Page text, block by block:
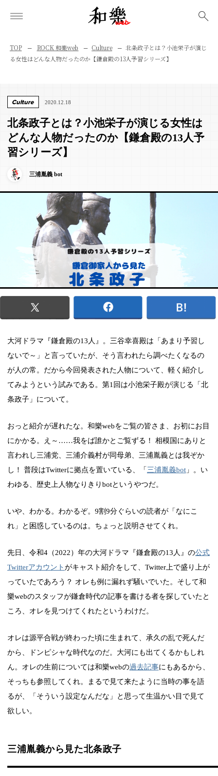
TOP ROCK 和樂web Culture
北条政子とは？小池栄子が演じ
る女性はどんな人物だったのか【鎌倉殿の13人予習シリーズ】
Culture 2020.12.18
北条政子とは？小池栄子が演じる女性は
どんな人物だったのか【鎌倉殿の13人予
習シリーズ】
三浦胤義 bot
大河ドラマ『鎌倉殿の13人』。三谷幸喜殿は「あまり予習し
ないで～」と言っていたが、そう言われたら調べたくなるの
が人の常。だから今回発表された人物について、軽く紹介し
てみようという試みである。第1回は小池栄子殿が演じる「北
条政子」について。
おっと紹介が遅れたな。和樂webをご覧の皆さま、お初にお目
にかかる。え～……我をば誰かとご覧ずる！ 相模国にありと
言われし三浦党、三浦介義村が同母弟、三浦胤義とは我ぞか
し！ 普段はTwitterに拠点を置いている、「三浦胤義bot 」。い
わゆる、歴史上人物なりきりbotというやつだ。
いや、わかる。わかるぞ。9割9分ぐらいの読者が「なにこ
れ」と困惑しているのは。ちょっと説明させてくれ。
先日、令和4（2022）年の大河ドラマ『鎌倉殿の13人』の公式
Twitterアカウント がキャスト紹介をして、Twitter上で盛り上が
っていたであろう？ オレも例に漏れず騒いでいた。そして和
樂webのスタッフが鎌倉時代の記事を書ける者を探していたと
ころ、オレを見つけてくれたというわけだ。
オレは源平合戦が終わった頃に生まれて、承久の乱で死んだ
から、ドンピシャな時代なのだ。大河にも出てくるかもしれ
ん。オレの生前については和樂webの過去記事にもあるから、
そっちも参照してくれ。まるで見て来たように当時の事を語
るが、「そういう設定なんだな」と思って生温かい目で見て
欲しい。
三浦胤義から見た北条政子